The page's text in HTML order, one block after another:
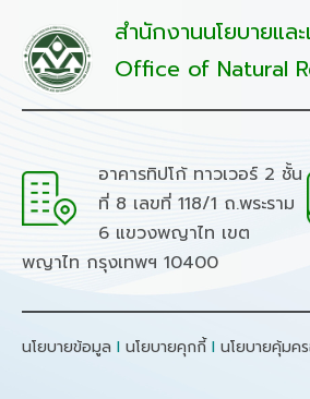
สำนักงานนโยบายแล
Office of Natural
อาคารทิปโก้ ทาวเวอร์ 2 ชั้น
ที่ 8 เลขที่ 118/1 ถ.พระราม
6 แขวงพญาไท เขต
พญาไท กรุงเทพฯ 10400
นโยบายข้อมูล I นโยบายคุกกี้ I นโยบายคุ้มค